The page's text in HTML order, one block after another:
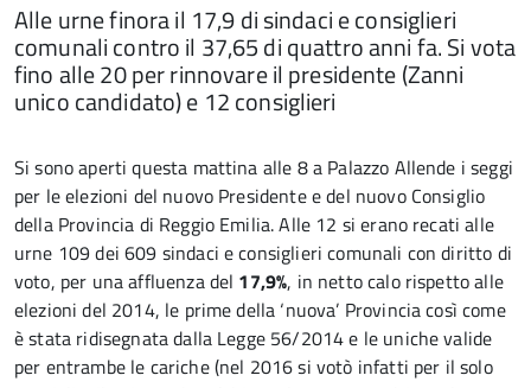
Alle urne finora il 17,9 di sindaci e consiglieri
comunali contro il 37,65 di quattro anni fa. Si vota
fino alle 20 per rinnovare il presidente (Zanni
unico candidato) e 12 consiglieri
Si sono aperti questa mattina alle 8 a Palazzo Allende i seggi
per le elezioni del nuovo Presidente e del nuovo Consiglio
della Provincia di Reggio Emilia. Alle 12 si erano recati alle
urne 109 dei 609 sindaci e consiglieri comunali con diritto di
voto, per una affluenza del 17,9%, in netto calo rispetto alle
elezioni del 2014, le prime della ‘nuova’ Provincia così come
è stata ridisegnata dalla Legge 56/2014 e le uniche valide
per entrambe le cariche (nel 2016 si votò infatti per il solo